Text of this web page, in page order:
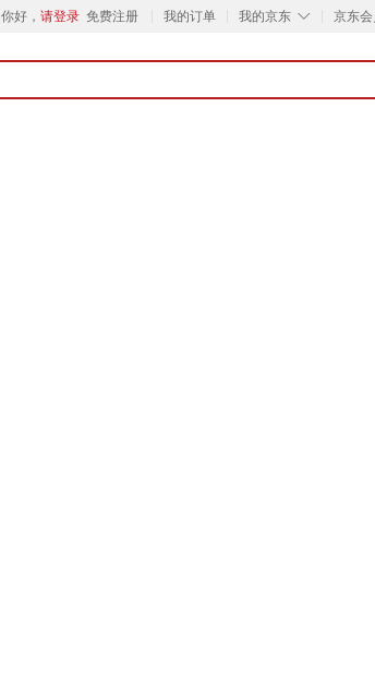
你好， 请登录 免费注册 我的订单 ◇
我的京东 京东会